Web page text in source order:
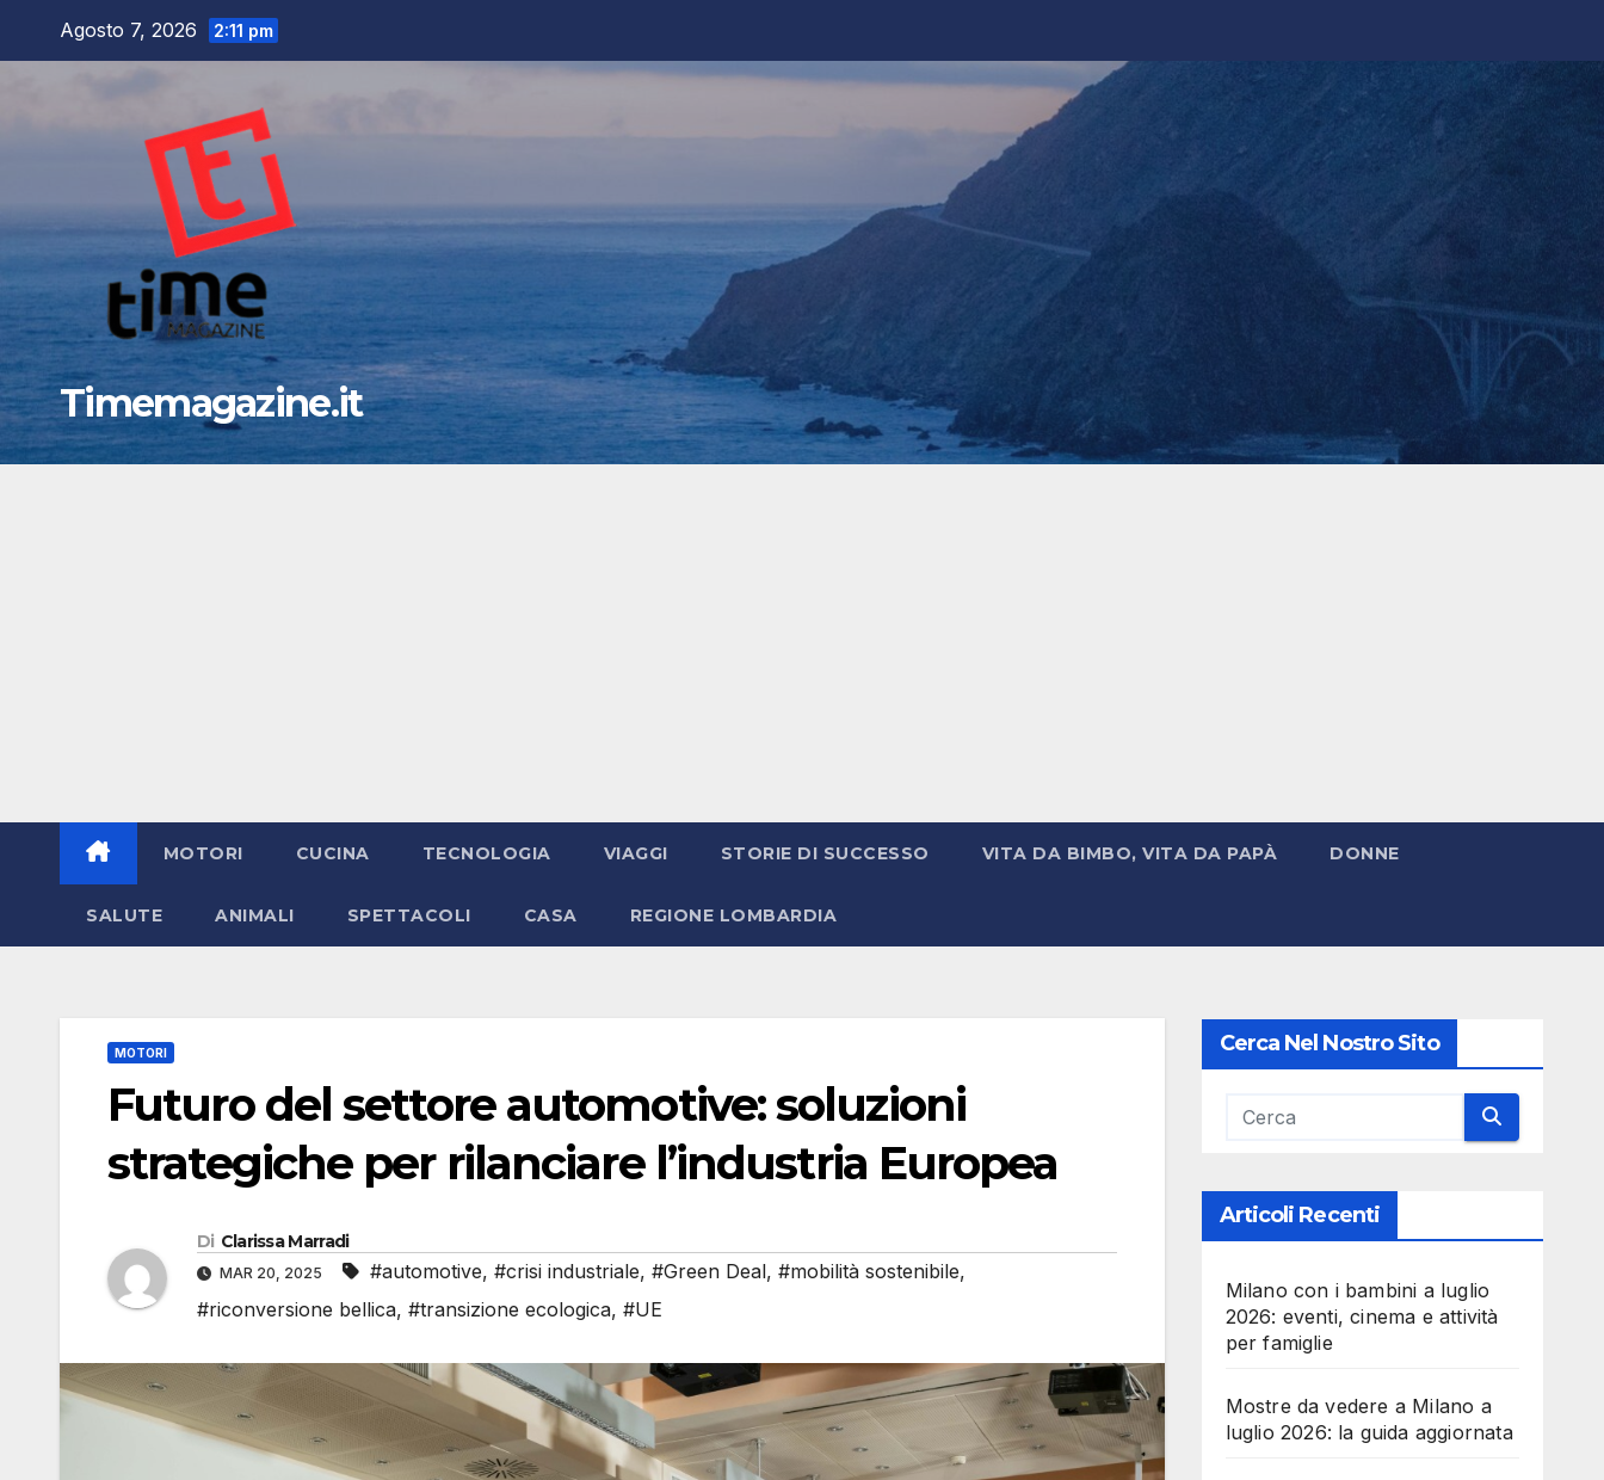
Agosto 7, 2026 2:11 pm
Timemagazine.it
MOTORI CUCINA TECNOLOGIA VIAGGI STORIE DI SUCCESSO VITA DA BIMBO, VITA DA PAPÀ DONNE
SALUTE ANIMALI SPETTACOLI CASA REGIONE LOMBARDIA
MOTORI
Futuro del settore automotive: soluzioni
strategiche per rilanciare l’industria Europea
Di Clarissa Marradi
MAR 20, 2025 #automotive, #crisi industriale, #Green Deal, #mobilità sostenibile,
#riconversione bellica, #transizione ecologica, #UE
Cerca Nel Nostro Sito
Articoli Recenti
Milano con i bambini a luglio
2026: eventi, cinema e attività
per famiglie
Mostre da vedere a Milano a
luglio 2026: la guida aggiornata